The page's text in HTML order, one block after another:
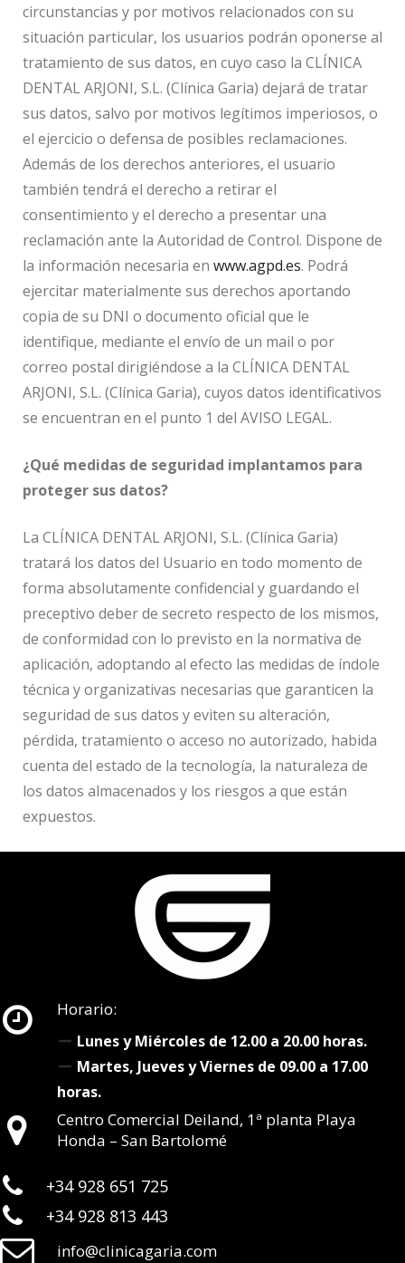
circunstancias y por motivos relacionados con su
situación particular, los usuarios podrán oponerse al
tratamiento de sus datos, en cuyo caso la CLÍNICA
DENTAL ARJONI, S.L. (Clínica Garia) dejará de tratar
sus datos, salvo por motivos legítimos imperiosos, o
el ejercicio o defensa de posibles reclamaciones.
Además de los derechos anteriores, el usuario
también tendrá el derecho a retirar el
consentimiento y el derecho a presentar una
reclamación ante la Autoridad de Control. Dispone de
la información necesaria en www.agpd.es. Podrá
ejercitar materialmente sus derechos aportando
copia de su DNI o documento oficial que le
identifique, mediante el envío de un mail o por
correo postal dirigiéndose a la CLÍNICA DENTAL
ARJONI, S.L. (Clínica Garia), cuyos datos identificativos
se encuentran en el punto 1 del AVISO LEGAL.
¿Qué medidas de seguridad implantamos para
proteger sus datos?
La CLÍNICA DENTAL ARJONI, S.L. (Clínica Garia)
tratará los datos del Usuario en todo momento de
forma absolutamente confidencial y guardando el
preceptivo deber de secreto respecto de los mismos,
de conformidad con lo previsto en la normativa de
aplicación, adoptando al efecto las medidas de índole
técnica y organizativas necesarias que garanticen la
seguridad de sus datos y eviten su alteración,
pérdida, tratamiento o acceso no autorizado, habida
cuenta del estado de la tecnología, la naturaleza de
los datos almacenados y los riesgos a que están
expuestos.
Horario:
Lunes y Miércoles de 12.00 a 20.00 horas.
Martes, Jueves y Viernes de 09.00 a 17.00
horas.
Centro Comercial Deiland, 1ª planta Playa
Honda – San Bartolomé
+34 928 651 725
+34 928 813 443
info@clinicagaria.com